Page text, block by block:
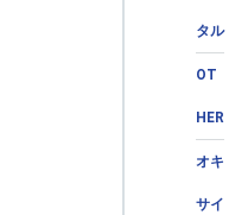
タル
OT
HER
オキ
サイ